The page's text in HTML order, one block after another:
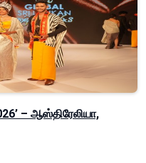
– ஆஸ்திரேலியா,